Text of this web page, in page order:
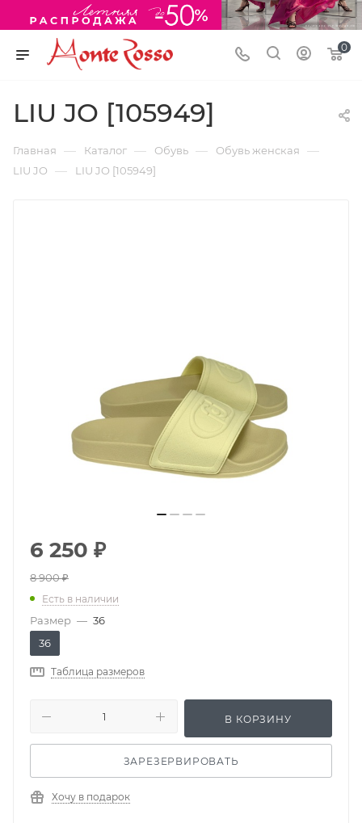
0
LIU JO [105949]
Главная — Каталог — Обувь — Обувь женская —
LIU JO — LIU JO [105949]
6 250 ₽
8 900₽
Есть в наличии
Размер — 36
36
Таблица размеров
В КОРЗИНУ
ЗАРЕЗЕРВИРОВАТЬ
Хочу в подарок